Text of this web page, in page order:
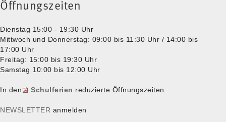
Öffnungszeiten
Dienstag 15:00 - 19:30 Uhr
Mittwoch und Donnerstag: 09:00 bis 11:30 Uhr / 14:00 bis
17:00 Uhr
Freitag: 15:00 bis 19:30 Uhr
Samstag 10:00 bis 12:00 Uhr
In den Schulferien reduzierte Öffnungszeiten
NEWSLETTER anmelden